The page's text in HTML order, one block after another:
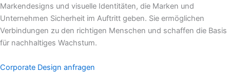
Markendesigns und visuelle Identitäten, die Marken und
Unternehmen Sicherheit im Auftritt geben. Sie ermöglichen
Verbindungen zu den richtigen Menschen und schaffen die Basis
für nachhaltiges Wachstum.
Corporate Design anfragen